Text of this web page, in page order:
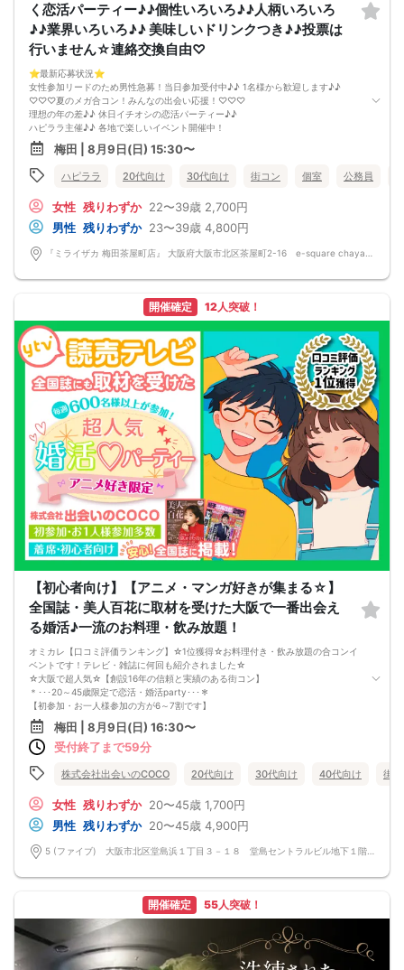
く恋活パーティー♪♪個性いろいろ♪♪人柄いろいろ
♪♪業界いろいろ♪♪ 美味しいドリンクつき♪♪投票は
行いません☆連絡交換自由♡
⭐️最新応募状況⭐️
女性参加リードのため男性急募！当日参加受付中♪♪ 1名様から歓迎します♪♪
♡♡♡夏のメガ合コン！みんなの出会い応援！♡♡♡
理想の年の差♪♪ 休日イチオシの恋活パーティー♪♪
ハピララ主催♪♪ 各地で楽しいイベント開催中！
今回はほぼ20代30代の恋活イベント♪♪
社会人男性と恋を見つけたい女性が集まる♡
個性いろいろ♪人柄いろいろ♪業界いろいろ♪カラフルパティー♪
ハピララで幸せな時間をお過ごしください♪
そろそろ・・・恋がしてみたい♪♪
素敵なお相手とカフェやランチデートから行ってみたい♡
気になる方と仲良くなりましょう♪♪
～開催形式について～
ゆったり着席スタイル♪♪
連絡先交換自由♪♪ 次に繋がりやすい♪♪◝(⑅ᴗ⑅)◜..°♡
当日現金払い♪
楽々♪クレジット払い♪
＜申込画面でいずれかを選択ください＞
※お申し込み後、即時でお客様のお席を確保しています♪
規定のキャンセルポリシーが適用されます。ご確認の上、お申込み願います。
男女調整・お席の確保等を行っております運営都合上、ご理解をお願いします。
【会場での受付】
10分前より受付♪
【ご参加規約】
開催中のマスク着用は任意とさせていただきます。
ドリンクメニュー・フード類については店舗により若干変更する場合がありま
す。
※お申し込み後、即時でお客様のお席を確保しています。
規定のキャンセルポリシーが適用されます。ご確認の上、お申込み願います。
男女調整・お席の確保等を行っております運営都合上、ご理解をお願いします。
開催は男女合計4名様～となります。
ただし当日欠席による人数減少は不可抗力のため返金は行いません。
本イベントは貴重な同世代との出会いの場です。
上記同意了承の上お申し込みいただいたとみなします。
イベント当日、イベントの進行をスムーズにする為、スタッフの指示に従ってく
ださい。
梅田 | 8月9日(日) 15:30〜
ハピララ 20代向け 30代向け 街コン 個室 公務員
女性 残りわずか 22〜39歳 2,700円
男性 残りわずか 23〜39歳 4,800円
開催確定 12人突破！
【初心者向け】【アニメ・マンガ好きが集まる☆】
全国誌・美人百花に取材を受けた大阪で一番出会え
る婚活♪一流のお料理・飲み放題！
オミカレ【口コミ評価ランキング】☆1位獲得☆お料理付き・飲み放題の合コンイ
ベントです！テレビ・雑誌に何回も紹介されました☆
☆大阪で超人気☆【創設16年の信頼と実績のある街コン】
＊･･･20～45歳限定で恋活・婚活party･･･＊
【初参加・お一人様参加の方が6～7割です】
安心してご参加ください♪
お一人様でも気軽に参加できるparty☆
内気な方でも大丈夫なよう、完全着席形式となっております。
スタッフからの連絡先交換のアナウンスもあるので自然に交換できます。（連絡
■□完全着席♪MCによる席がえあり！ 結婚式の二次会の有名店でBIG合コン
PARTY■□
嬉しい！お料理はビュッフェ形式ではなく、店員さんがご丁寧にお席までお持ち
お店自慢のお料理を召し上がって頂きながら、ゆっくりと交流をお楽しみ頂きた
《結婚式の二次会の有名な会場で完全着席PARTY》
完全着席スタイルですので、立食形式が苦手な方や人見知りな方には是非オスス
落ち着いた空間での交流が楽しめます！
《一人参加、初参加大歓迎》
完全着席スタイルですのでひとりぼっちになることはありません！お一人様参加
者様同士の席の配置。
梅田 | 8月9日(日) 16:30〜
受付終了まで59分
株式会社出会いのCOCO 20代向け 30代向け 40代向け 街
女性 残りわずか 20〜45歳 1,700円
男性 残りわずか 20〜45歳 4,900円
開催確定 55人突破！